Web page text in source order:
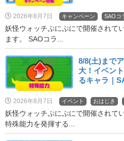
2026年8月7日 キャンペーン SAOコ
妖怪ウォッチぷにぷにで開催されて
ます。 SAOコラ...
8/8(土)まで
大！イベン
るキャラ｜
2026年8月7日 イベント おはじき
妖怪ウォッチぷにぷにで開催されて
特殊能力を発揮する...